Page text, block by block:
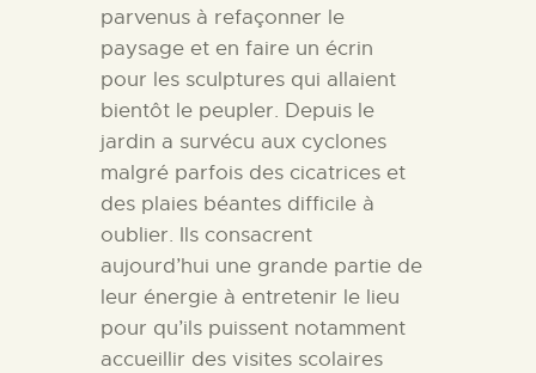
parvenus à refaçonner le
paysage et en faire un écrin
pour les sculptures qui allaient
bientôt le peupler. Depuis le
jardin a survécu aux cyclones
malgré parfois des cicatrices et
des plaies béantes difficile à
oublier. Ils consacrent
aujourd’hui une grande partie de
leur énergie à entretenir le lieu
pour qu’ils puissent notamment
accueillir des visites scolaires